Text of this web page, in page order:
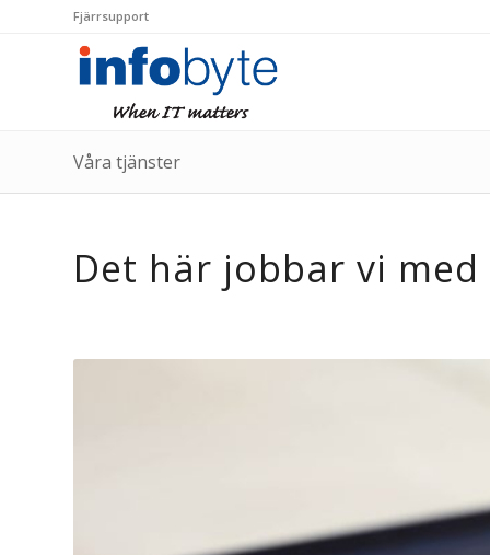
Fjärrsupport
Våra tjänster
Det här jobbar vi med